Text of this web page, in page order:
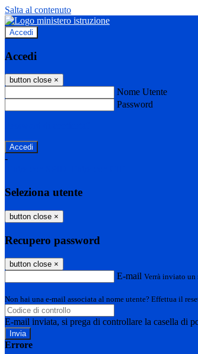
Salta al contenuto
Accedi
Accedi
button close ×
Nome Utente
Password
-
Seleziona utente
button close ×
Recupero password
button close ×
E-mail Verrà inviato un
Non hai una e-mail associata al nome utente? Effettua il
E-mail inviata, si prega di controllare la casella di
Errore